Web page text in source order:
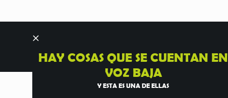
HAY COSAS QUE SE CUENTAN EN
VOZ BAJA
Y ESTA ES UNA DE ELLAS